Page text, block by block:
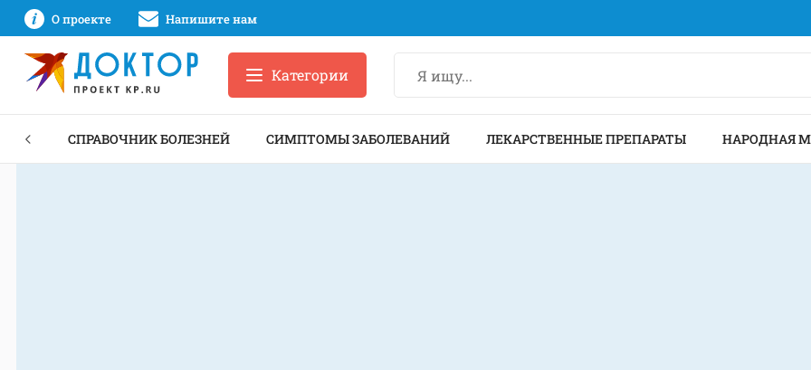
О проекте Напишите нам
Категории
СПРАВОЧНИК БОЛЕЗНЕЙ СИМПТОМЫ ЗАБОЛЕВАНИЙ ЛЕКАРСТВЕННЫЕ ПРЕПАРАТЫ НАРОДНАЯ